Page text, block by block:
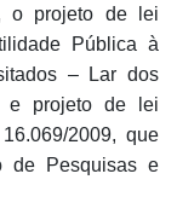
o projeto de lei
Pública à
– Lar dos
e projeto de lei
2009, que
de Pesquisas e